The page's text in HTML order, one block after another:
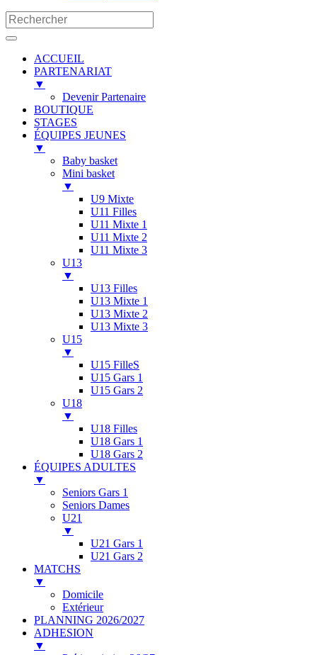
ACCUEIL
PARTENARIAT
▼
Devenir Partenaire
BOUTIQUE
STAGES
ÉQUIPES JEUNES
▼
Baby basket
Mini basket
▼
U9 Mixte
U11 Filles
U11 Mixte 1
U11 Mixte 2
U11 Mixte 3
U13
▼
U13 Filles
U13 Mixte 1
U13 Mixte 2
U13 Mixte 3
U15
▼
U15 FilleS
U15 Gars 1
U15 Gars 2
U18
▼
U18 Filles
U18 Gars 1
U18 Gars 2
ÉQUIPES ADULTES
▼
Seniors Gars 1
Seniors Dames
U21
▼
U21 Gars 1
U21 Gars 2
MATCHS
▼
Domicile
Extérieur
PLANNING 2026/2027
ADHESION
▼